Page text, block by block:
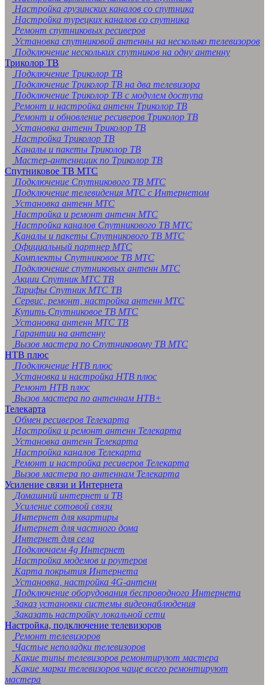
Настройка грузинских каналов со спутника
Настройка турецких каналов со спутника
Ремонт спутниковых ресиверов
Установка спутниковой антенны на несколько телевизоров
Подключение нескольких спутников на одну антенну
Триколор ТВ
Подключение Триколор ТВ
Подключение Триколор ТВ на два телевизора
Подключение Триколор ТВ с модулем доступа
Ремонт и настройка антенн Триколор ТВ
Ремонт и обновление ресиверов Триколор ТВ
Установка антенн Триколор ТВ
Настройка Триколор ТВ
Каналы и пакеты Триколор ТВ
Мастер-антеннщик по Триколор ТВ
Спутниковое ТВ МТС
Подключение Спутникового ТВ МТС
Подключение телевидения МТС с Интернетом
Установка антенн МТС
Настройка и ремонт антенн МТС
Настройка каналов Спутникового ТВ МТС
Каналы и пакеты Спутникового ТВ МТС
Официальный партнер МТС
Комплекты Спутниковое ТВ МТС
Подключение спутниковых антенн МТС
Акции Спутник МТС ТВ
Тарифы Спутник МТС ТВ
Сервис, ремонт, настройка антенн МТС
Купить Спутниковое ТВ МТС
Установка антенн МТС ТВ
Гарантии на антенну
Вызов мастера по Спутниковому ТВ МТС
НТВ плюс
Подключение НТВ плюс
Установка и настройка НТВ плюс
Ремонт НТВ плюс
Вызов мастера по антеннам НТВ+
Телекарта
Обмен ресиверов Телекарта
Настройка и ремонт антенн Телекарта
Установка антенн Телекарта
Настройка каналов Телекарта
Ремонт и настройка ресиверов Телекарта
Вызов мастера по антеннам Телекарта
Усиление связи и Интернета
Домашний интернет и ТВ
Усиление сотовой связи
Интернет для квартиры
Интернет для частного дома
Интернет для села
Подключаем 4g Интернет
Настройка модемов и роутеров
Карта покрытия Интернета
Установка, настройка 4G-антенн
Подключение оборудования беспроводного Интернета
Заказ установки системы видеонаблюдения
Заказать настройку локальной сети
Настройка, подключение телевизоров
Ремонт телевизоров
Частые неполадки телевизоров
Какие типы телевизоров ремонтируют мастера
Какие марки телевизоров чаще всего ремонтируют
мастера